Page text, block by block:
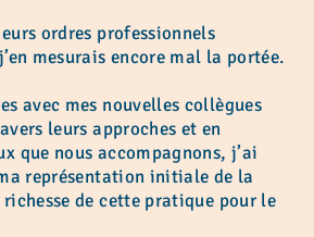
ordres professionnels
mesurais encore mal la portée.
avec mes nouvelles collègues
leurs approches et en
que nous accompagnons, j’ai
représentation initiale de la
de cette pratique pour le